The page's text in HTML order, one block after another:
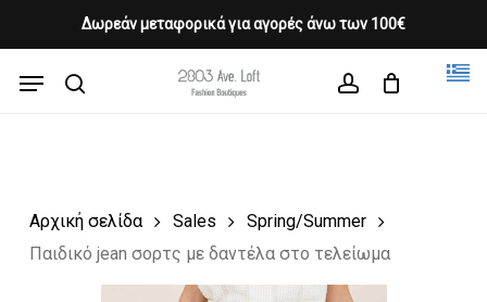
Δωρεάν μεταφορικά για αγορές άνω των 100€
content
Menu
Cart CLOSE
CART
Αρχική σελίδα Sales
Spring/Summer
Παιδικό jean σορτς με δαντέλα στο τελείωμα
Close